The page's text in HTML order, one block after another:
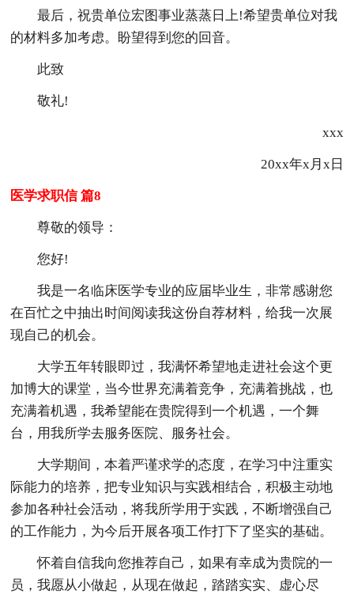
最后，祝贵单位宏图事业蒸蒸日上!希望贵单位对我
的材料多加考虑。盼望得到您的回音。
此致
敬礼!
xxx
20xx年x月x日
医学求职信 篇8
尊敬的领导：
您好!
我是一名临床医学专业的应届毕业生，非常感谢您
在百忙之中抽出时间阅读我这份自荐材料，给我一次展
现自己的机会。
大学五年转眼即过，我满怀希望地走进社会这个更
加博大的课堂，当今世界充满着竞争，充满着挑战，也
充满着机遇，我希望能在贵院得到一个机遇，一个舞
台，用我所学去服务医院、服务社会。
大学期间，本着严谨求学的态度，在学习中注重实
际能力的培养，把专业知识与实践相结合，积极主动地
参加各种社会活动，将我所学用于实践，不断增强自己
的工作能力，为今后开展各项工作打下了坚实的基础。
怀着自信我向您推荐自己，如果有幸成为贵院的一
员，我愿从小做起，从现在做起，踏踏实实、虚心尽